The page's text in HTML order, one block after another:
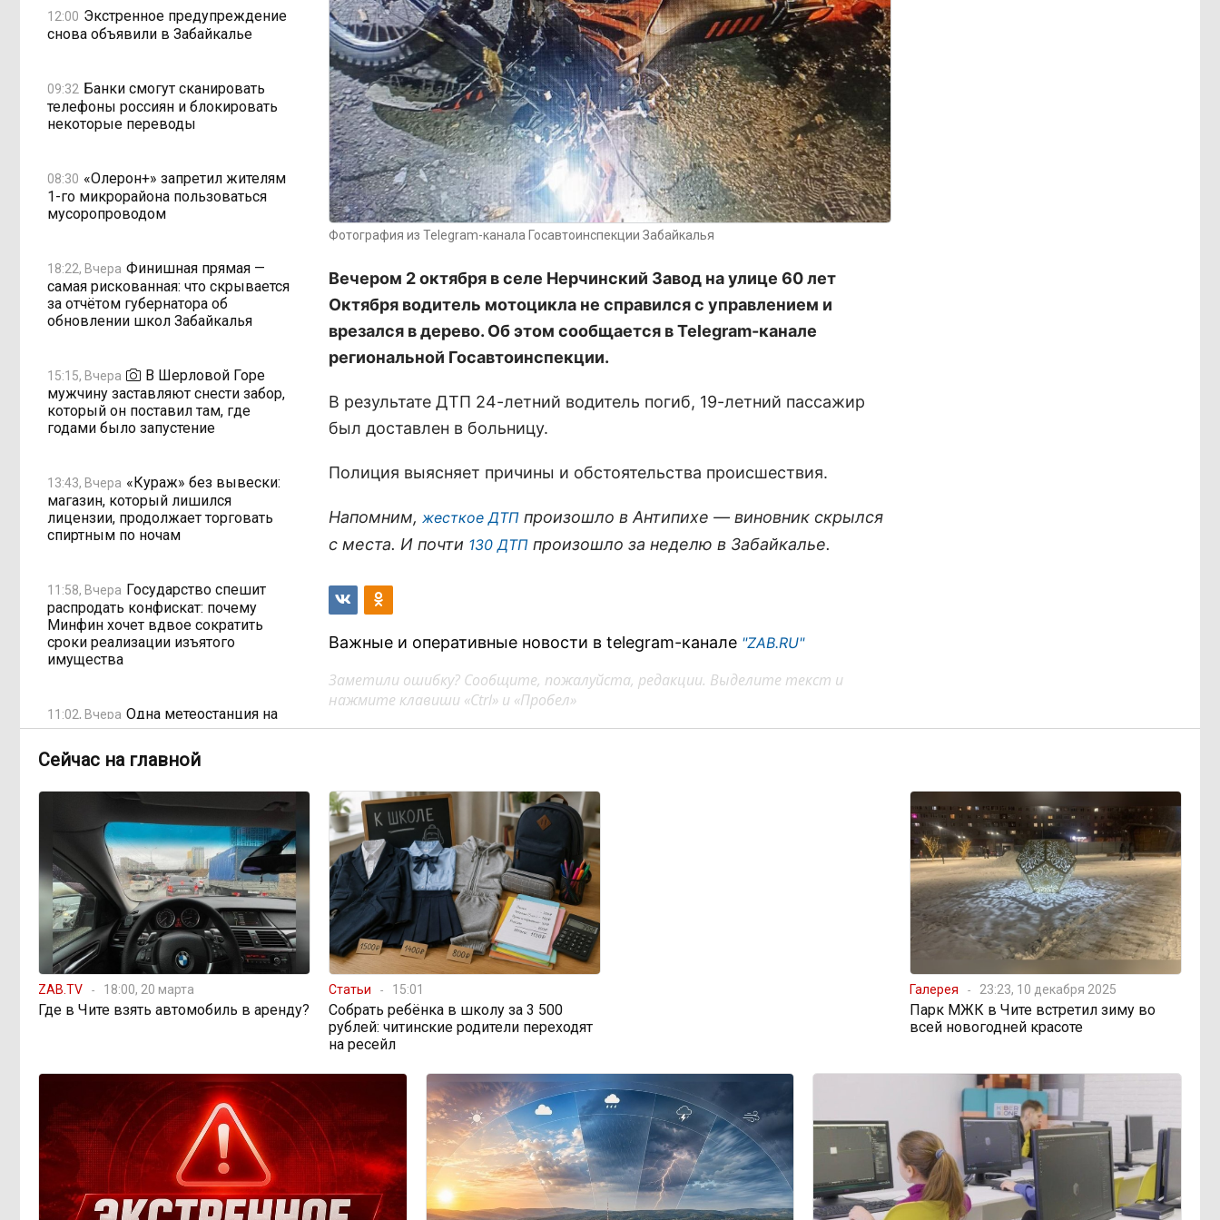
12:00 Экстренное предупреждение
снова объявили в Забайкалье
09:32 Банки смогут сканировать
телефоны россиян и блокировать
некоторые переводы
08:30 «Олерон+» запретил жителям
1-го микрорайона пользоваться
мусоропроводом
18:22, Вчера Финишная прямая —
самая рискованная: что скрывается
за отчётом губернатора об
обновлении школ Забайкалья
15:15, Вчера
В Шерловой Горе
мужчину заставляют снести забор,
который он поставил там, где
годами было запустение
13:43, Вчера «Кураж» без вывески:
магазин, который лишился
лицензии, продолжает торговать
спиртным по ночам
11:58, Вчера Государство спешит
распродать конфискат: почему
Минфин хочет вдвое сократить
сроки реализации изъятого
имущества
11:02, Вчера Одна метеостанция на
весь город: как Чита не замечает
ливней
Электронные квитанции
за ЖКУ: удобство или новые
проблемы? Что изменится с 2027
года
17:03, 7 августа Рабочих рук меньше,
а проверок — больше: как
ужесточение миграционного
законодательства бьёт по карману
работодателей
рекордных вложений
14:40, 7 августа
Как в Забайкалье
превратили отлов бездомных
животных в мошенническую схему
на 20 миллионов рублей
Фотография из Telegram-канала Госавтоинспекции Забайкалья
Вечером 2 октября в селе Нерчинский Завод на улице 60 лет
Октября водитель мотоцикла не справился с управлением и
врезался в дерево. Об этом сообщается в Telegram-канале
региональной Госавтоинспекции.
В результате ДТП 24-летний водитель погиб, 19-летний пассажир
был доставлен в больницу.
Полиция выясняет причины и обстоятельства происшествия.
Напомним, жесткое ДТП произошло в Антипихе — виновник скрылся
с места. И почти 130 ДТП произошло за неделю в Забайкалье.
Важные и оперативные новости в telegram-канале "ZAB.RU"
Заметили ошибку? Сообщите, пожалуйста, редакции. Выделите текст и
нажмите клавиши «Ctrl» и «Пробел»
Сейчас на главной
ZAB.TV 18:00, 20 марта
Где в Чите взять автомобиль в аренду?
Статьи 15:01
Собрать ребёнка в школу за 3 500
рублей: читинские родители переходят
на ресейл
Галерея 23:23, 10 декабря 2025
Парк МЖК в Чите встретил зиму во
всей новогодней красоте